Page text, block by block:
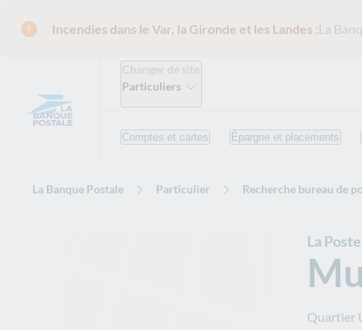
Incendies dans le Var, la Gironde et les Landes :La
Changer de site
Particuliers
Comptes et cartes Épargne et placements
La Banque Postale Particulier Recherche bureau de
La Poste
Quartier